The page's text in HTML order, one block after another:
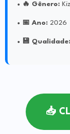
🔥 Gênero:
📅 Ano: 2026
💾 Qualidade:
📥